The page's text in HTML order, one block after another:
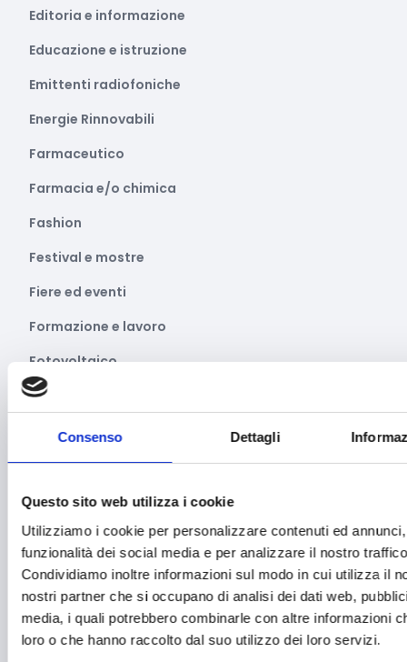
Consenso Dettagli
Questo sito web utilizza i cookie
Utilizziamo i cookie per personalizzare contenuti ed
funzionalità dei social media e per analizzare il nostro
Condividiamo inoltre informazioni sul modo in cui utilizza il
nostri partner che si occupano di analisi dei dati web,
media, i quali potrebbero combinarle con altre informazioni
loro o che hanno raccolto dal suo utilizzo dei loro servizi.
Editoria e informazione
Educazione e istruzione
Emittenti radiofoniche
Energie Rinnovabili
Farmaceutico
Farmacia e/o chimica
Fashion
Festival e mostre
Fiere ed eventi
Formazione e lavoro
Fotovoltaico
Gastronomia
Giustizia e sicurezza
Green economy
Impianti sportivi
Imprenditoria femminile
Inclusione Sociale e Solidarietà
Innovazione tecnologica, digitalizzazione, ICT
Intelligenza Artificiale